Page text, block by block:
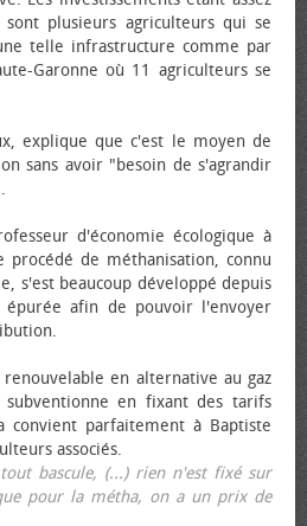
plusieurs agriculteurs qui se
telle infrastructure comme par
Garonne où 11 agriculteurs se
explique que c'est le moyen de
sans avoir "besoin de s'agrandir
d'économie écologique à
procédé de méthanisation, connu
s'est beaucoup développé depuis
afin de pouvoir l'envoyer
en alternative au gaz
en fixant des tarifs
convient parfaitement à Baptiste
associés.
bascule, (...) rien n'est fixé sur
pour la métha, on a un prix de